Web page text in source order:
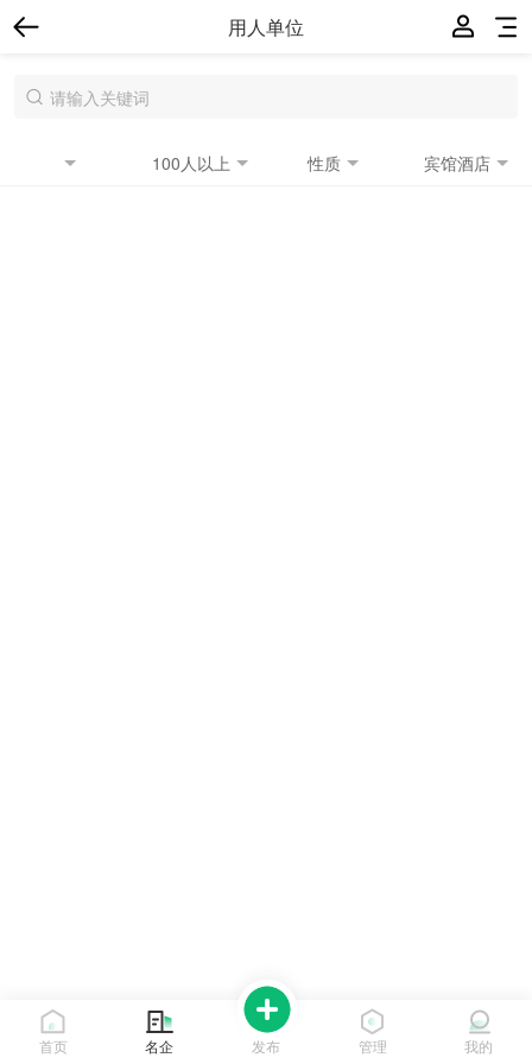
用人单位
100人以上 性质 宾馆酒店
首页 名企 发布 管理 我的